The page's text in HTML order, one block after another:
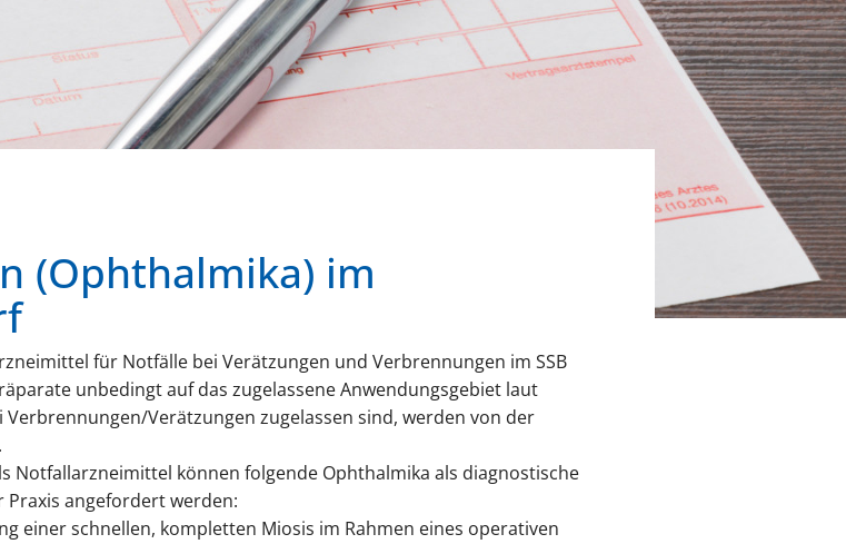
(Ophthalmika) im
für Notfälle bei Verätzungen und Verbrennungen im SSB
unbedingt auf das zugelassene Anwendungsgebiet laut
Verätzungen zugelassen sind, werden von der
Notfallarzneimittel können folgende Ophthalmika als diagnostische
angefordert werden:
einer schnellen, kompletten Miosis im Rahmen eines operativen